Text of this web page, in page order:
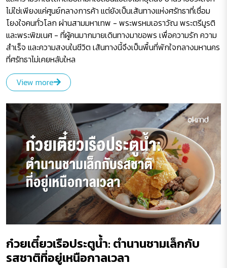
ไม่ใช่เพียงแค่ศูนย์กลางการค้า แต่ยังเป็นเส้นทางแห่งศรัทธาที่เชื่อม
โยงใจคนทั่วโลก ผ่านสามมหาเทพ - พระพรหมเอราวัณ พระตรีมูรติ
และพระพิฆเนศ - ที่ผู้คนมากมายเดินทางมาขอพร เพื่อความรัก ความ
สำเร็จ และความสงบในชีวิต เส้นทางนี้จึงเป็นพื้นที่พักใจกลางมหานคร
ที่ศรัทธาไม่เคยหลับใหล
View more
ก๋วยเตี๋ยวเรือประตูน้ำ: ตำนานชามเล็กกับ
รสชาติที่อยู่เหนือกาลเวลา